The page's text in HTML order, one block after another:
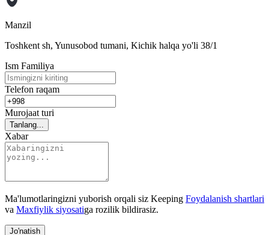
Manzil
Toshkent sh, Yunusobod tumani, Kichik halqa yo'li 38/1
Ism Familiya
Telefon raqam
Murojaat turi
Tanlang...
Xabar
Ma'lumotlaringizni yuborish orqali siz Keeping Foydalanish shartlari
va Maxfiylik siyosatiga rozilik bildirasiz.
Jo'natish